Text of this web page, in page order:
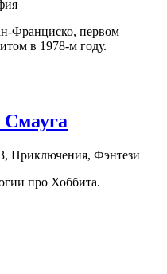
Франциско, первом
в 1978-м году.
Приключения, Фэнтези
про Хоббита.